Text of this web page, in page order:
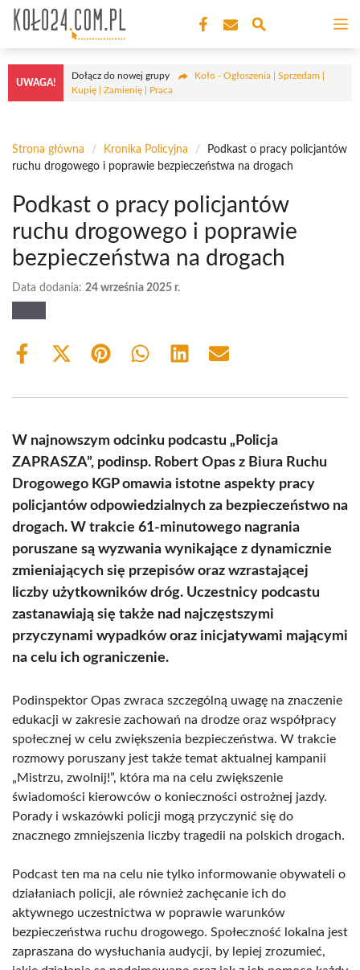
Przejdź
treści
UWAGA!
Dołącz do nowej grupy
Koło - Ogłoszenia | Sprzedam |
Kupię | Zamienię | Praca
Strona główna / Kronika Policyjna /
Podkast o pracy policjantów
ruchu drogowego i poprawie bezpieczeństwa na drogach
Podkast o pracy policjantów
ruchu drogowego i poprawie
bezpieczeństwa na drogach
Data dodania: 24 września 2025 r.
Share
Share
(Twitter)
Share Share Share Share
W najnowszym odcinku podcastu „Policja
ZAPRASZA”, podinsp. Robert Opas z Biura Ruchu
Drogowego KGP omawia istotne aspekty pracy
policjantów odpowiedzialnych za bezpieczeństwo na
drogach. W trakcie 61-minutowego nagrania
poruszane są wyzwania wynikające z dynamicznie
zmieniających się przepisów oraz wzrastającej
liczby użytkowników dróg. Uczestnicy podcastu
zastanawiają się także nad najczęstszymi
przyczynami wypadków oraz inicjatywami mającymi
na celu ich ograniczenie.
Podinspektor Opas zwraca szczególną uwagę na znaczenie
edukacji w zakresie zachowań na drodze oraz współpracy
społecznej w celu zwiększenia bezpieczeństwa. W trakcie
rozmowy poruszany jest także temat aktualnej kampanii
„Mistrzu, zwolnij!”, która ma na celu zwiększenie
świadomości kierowców o konieczności ostrożnej jazdy.
Porady i wskazówki policji mogą przyczynić się do
znacznego zmniejszenia liczby tragedii na polskich drogach.
Podcast ten ma na celu nie tylko informowanie obywateli o
działaniach policji, ale również zachęcanie ich do
aktywnego uczestnictwa w poprawie warunków
bezpieczeństwa ruchu drogowego. Społeczność lokalna jest
zapraszana do wysłuchania audycji, by lepiej zrozumieć,